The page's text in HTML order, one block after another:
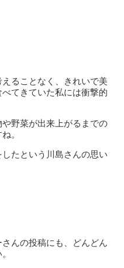
ることなく、きれいで美
てきていた私には衝撃的
野菜が出来上がるまでの
。
たという川島さんの思い
んの投稿にも、どんどん